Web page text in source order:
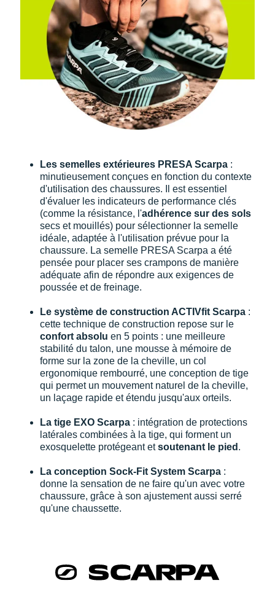
Les semelles extérieures PRESA Scarpa :
minutieusement conçues en fonction du contexte
d'utilisation des chaussures. Il est essentiel
d'évaluer les indicateurs de performance clés
(comme la résistance, l'adhérence sur des sols
secs et mouillés) pour sélectionner la semelle
idéale, adaptée à l'utilisation prévue pour la
chaussure. La semelle PRESA Scarpa a été
pensée pour placer ses crampons de manière
adéquate afin de répondre aux exigences de
poussée et de freinage.
Le système de construction ACTIVfit Scarpa :
cette technique de construction repose sur le
confort absolu en 5 points : une meilleure
stabilité du talon, une mousse à mémoire de
forme sur la zone de la cheville, un col
ergonomique rembourré, une conception de tige
qui permet un mouvement naturel de la cheville,
un laçage rapide et étendu jusqu'aux orteils.
La tige EXO Scarpa : intégration de protections
latérales combinées à la tige, qui forment un
exosquelette protégeant etsoutenant le pied .
La conception Sock-Fit System Scarpa :
donne la sensation de ne faire qu'un avec votre
chaussure, grâce à son ajustement aussi serré
qu'une chaussette.